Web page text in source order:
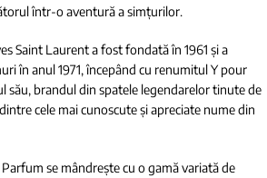
într-o aventură a simțurilor.
Saint Laurent a fost fondată în 1961 și a
în anul 1971, începând cu renumitul Y pour
său, brandul din spatele legendarelor tinute de
cele mai cunoscute și apreciate nume din
se mândrește cu o gamă variată de